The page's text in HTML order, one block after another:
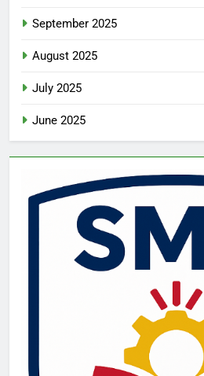
September 2025
August 2025
July 2025
June 2025